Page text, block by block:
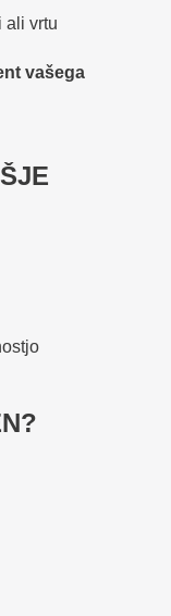
ali vrtu
vašega